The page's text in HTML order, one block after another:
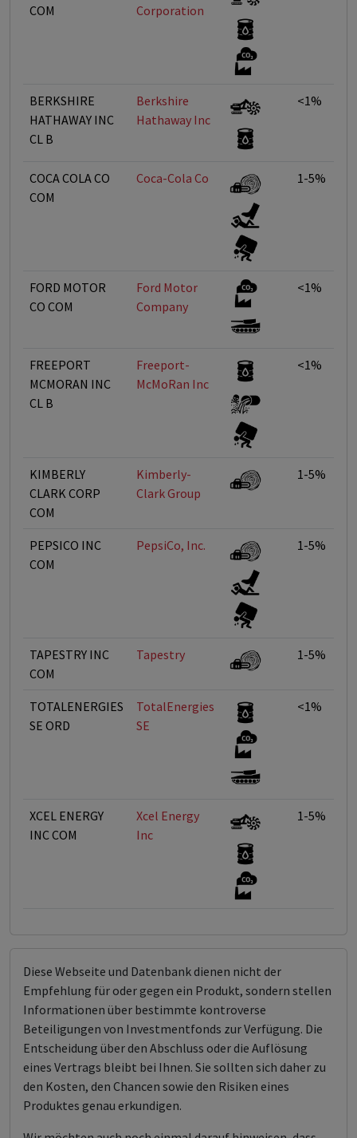
COM
Corporation
BERKSHIRE
HATHAWAY INC
CL B
Berkshire
Hathaway Inc
<1%
COCA COLA CO
COM
Coca-Cola Co 1-5%
FORD MOTOR
CO COM
Ford Motor
Company
<1%
FREEPORT
MCMORAN INC
CL B
Freeport-
McMoRan Inc
<1%
KIMBERLY
CLARK CORP
COM
Kimberly-
Clark Group
1-5%
PEPSICO INC
COM
PepsiCo, Inc. 1-5%
TAPESTRY INC
COM
Tapestry 1-5%
TOTALENERGIES
SE ORD
TotalEnergies
SE
<1%
XCEL ENERGY
INC COM
Xcel Energy
Inc
1-5%
Diese Webseite und Datenbank dienen nicht der
Empfehlung für oder gegen ein Produkt, sondern stellen
Informationen über bestimmte kontroverse
Beteiligungen von Investmentfonds zur Verfügung. Die
Entscheidung über den Abschluss oder die Auflösung
eines Vertrags bleibt bei Ihnen. Sie sollten sich daher zu
den Kosten, den Chancen sowie den Risiken eines
Produktes genau erkundigen.